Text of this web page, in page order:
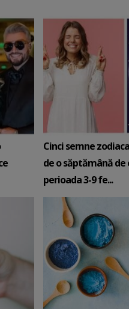
Cinci semne
de o săptămână de
perioada 3-9 fe...